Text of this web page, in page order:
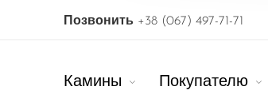
Позвонить +38 (067) 497-71-71
Камины Покупателю